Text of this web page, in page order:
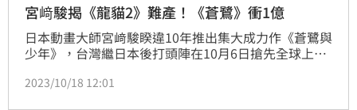
宮﨑駿揭《龍貓2》難產！《蒼鷺》衝1億
日本動畫大師宮﨑駿睽違10年推出集大成力作《蒼鷺與
少年》，台灣繼日本後打頭陣在10月6日搶先全球上
飆破一億元，並連續兩周霸佔全台票房冠軍，掀起全民
2023/10/18 12:01